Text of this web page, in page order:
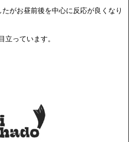
がお昼前後を中心に反応が良くなり
立っています。